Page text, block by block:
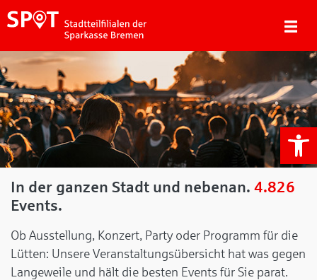
In der ganzen Stadt und nebenan. 4.826
Events.
Ob Ausstellung, Konzert, Party oder Programm für die
Lütten: Unsere Veranstaltungsübersicht hat was gegen
Langeweile und hält die besten Events für Sie parat.